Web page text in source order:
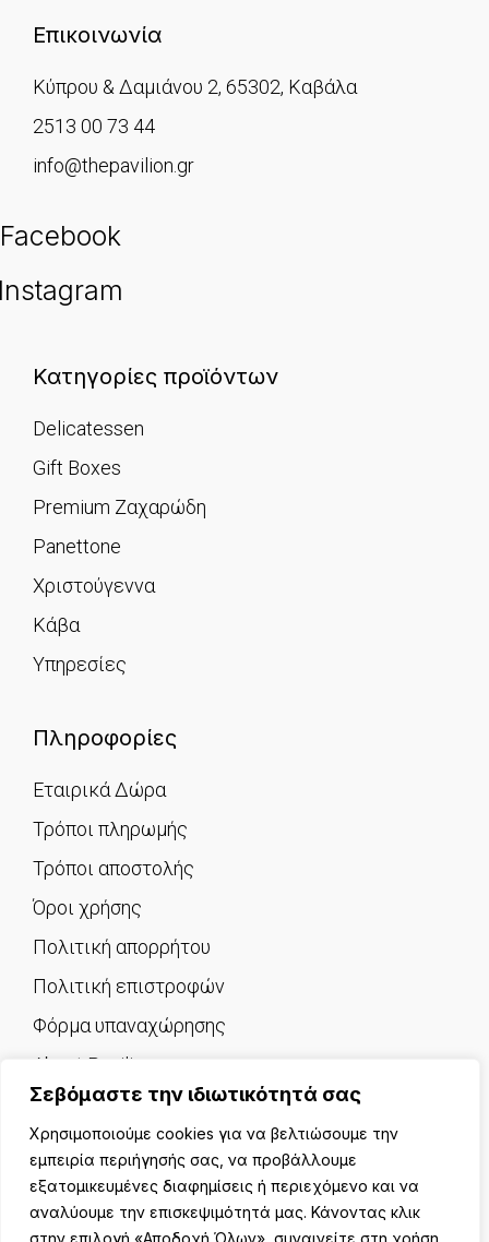
Σεβόμαστε την ιδιωτικότητά σας
Χρησιμοποιούμε cookies για να βελτιώσουμε την
εμπειρία περιήγησής σας, να προβάλλουμε
εξατομικευμένες διαφημίσεις ή περιεχόμενο και να
αναλύουμε την επισκεψιμότητά μας. Κάνοντας κλικ
στην επιλογή «Αποδοχή Όλων», συναινείτε στη χρήση
Επικοινωνία
Κύπρου & Δαμιάνου 2, 65302, Καβάλα
2513 00 73 44
info@thepavilion.gr
Facebook
Κατηγορίες προϊόντων
Delicatessen
Gift Boxes
Premium Ζαχαρώδη
Panettone
Χριστούγεννα
Κάβα
Υπηρεσίες
Πληροφορίες
Εταιρικά Δώρα
Τρόποι πληρωμής
Τρόποι αποστολής
Όροι χρήσης
Πολιτική απορρήτου
Πολιτική επιστροφών
Φόρμα υπαναχώρησης
About Pavilion
Επικοινωνία
© 2025 PAVILION. Με την επιφύλαξη κάθε νόμιμου